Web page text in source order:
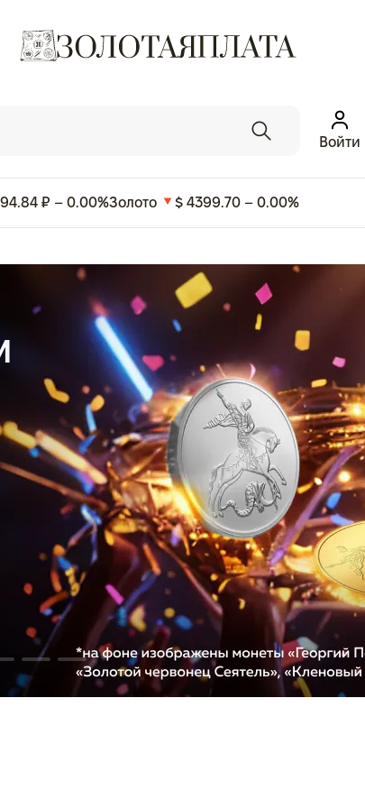
Войти
94.84 ₽ – 0.00%Золото $ 4399.70 – 0.00%